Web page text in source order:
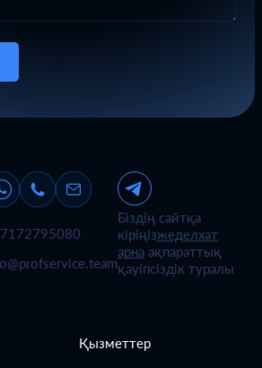
Біздің сайтқа
кіріңізжеделхат
арнаақпараттық
қауіпсіздік туралы
Қызметтер